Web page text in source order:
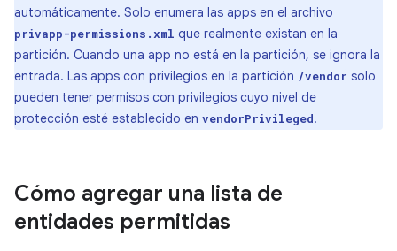
automáticamente. Solo enumera las apps en el archivo
privapp-permissions.xml que realmente existan en la
partición. Cuando una app no está en la partición, se ignora la
entrada. Las apps con privilegios en la partición /vendor solo
pueden tener permisos con privilegios cuyo nivel de
protección esté establecido en vendorPrivileged.
Cómo agregar una lista de
entidades permitidas